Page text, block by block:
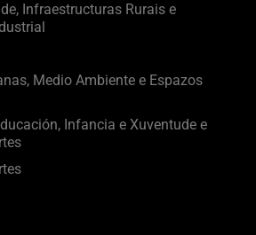
Infraestructuras Rurais e
Medio Ambiente e Espazos
Infancia e Xuventude e